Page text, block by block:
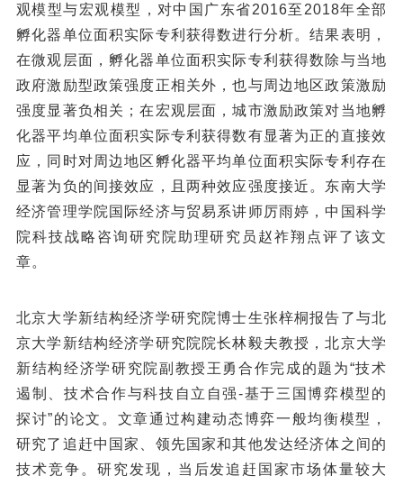
观模型与宏观模型，对中国广东省2016至2018年全部
孵化器单位面积实际专利获得数进行分析。结果表明，
在微观层面，孵化器单位面积实际专利获得数除与当地
政府激励型政策强度正相关外，也与周边地区政策激励
强度显著负相关；在宏观层面，城市激励政策对当地孵
化器平均单位面积实际专利获得数有显著为正的直接效
应，同时对周边地区孵化器平均单位面积实际专利存在
显著为负的间接效应，且两种效应强度接近。东南大学
经济管理学院国际经济与贸易系讲师厉雨婷，中国科学
院科技战略咨询研究院助理研究员赵祚翔点评了该文
章。
北京大学新结构经济学研究院博士生张梓桐报告了与北
京大学新结构经济学研究院院长林毅夫教授，北京大学
新结构经济学研究院副教授王勇合作完成的题为“技术
遏制、技术合作与科技自立自强-基于三国博弈模型的
探讨”的论文。文章通过构建动态博弈一般均衡模型，
研究了追赶中国家、领先国家和其他发达经济体之间的
技术竞争。研究发现，当后发追赶国家市场体量较大